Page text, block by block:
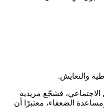
والتعايش.
فشجّع مريديه
الضعفاء، معتبرًا أن